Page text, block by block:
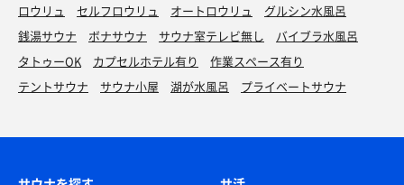
ロウリュ セルフロウリュ オートロウリュ
グルシン水風呂
銭湯サウナ
ボナサウナ サウナ室テレビ無し
バイブラ水風呂
タトゥーOK
カプセルホテル有り
作業スペース有り
テントサウナ
サウナ小屋 湖が水風呂 プライベートサウナ